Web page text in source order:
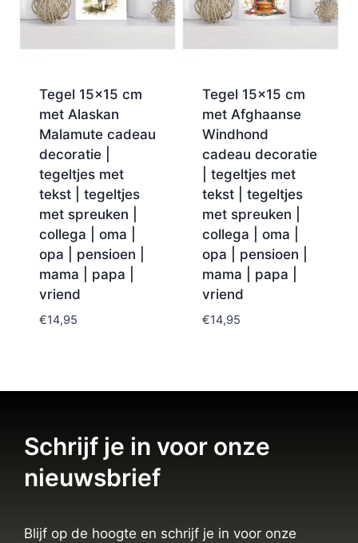
Tegel 15×15 cm
met Alaskan
Malamute cadeau
decoratie |
tegeltjes met
tekst | tegeltjes
met spreuken |
collega | oma |
opa | pensioen |
mama | papa |
vriend
€14,95
Tegel 15×15 cm
met Afghaanse
Windhond
cadeau decoratie
| tegeltjes met
tekst | tegeltjes
met spreuken |
collega | oma |
opa | pensioen |
mama | papa |
vriend
€14,95
Schrijf je in voor onze
nieuwsbrief
Blijf op de hoogte en schrijf je in voor onze